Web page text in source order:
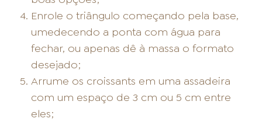
Enrole o triângulo começando pela base,
umedecendo a ponta com água para
fechar, ou apenas dê à massa o formato
desejado;
Arrume os croissants em uma assadeira
com um espaço de 3 cm ou 5 cm entre
eles;